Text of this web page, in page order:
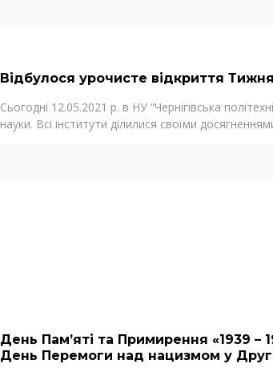
Відбулося урочисте відкриття
Сьогодні 12.05.2021 р. в НУ “Чернігівська
науки. Всі інститути ділилися своїми
День Пам’яті та Примирення «1939 –
День Перемоги над нацизмом у